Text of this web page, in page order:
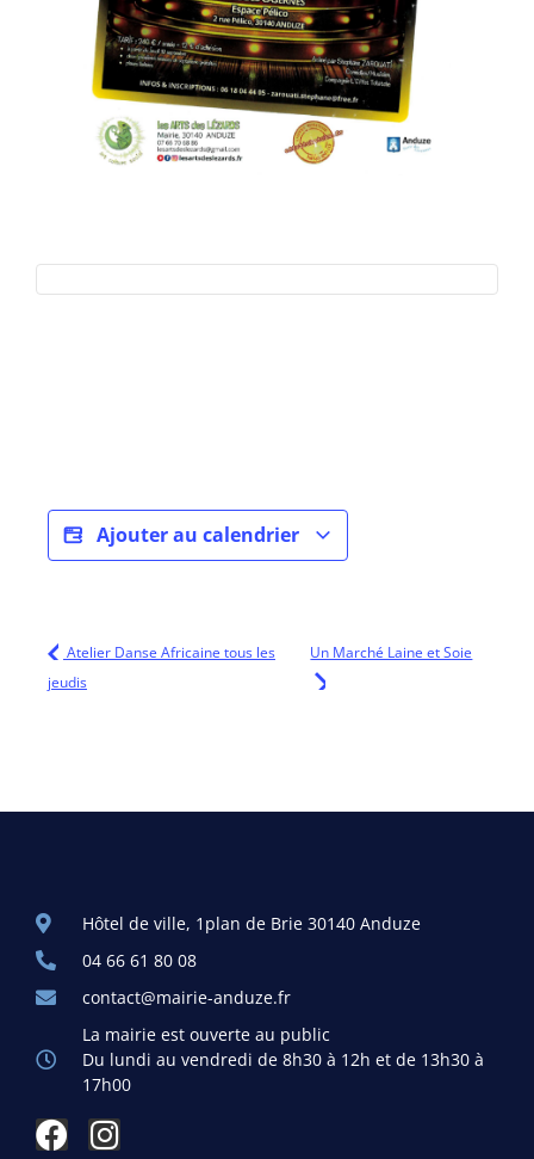
Ajouter au calendrier
Atelier Danse Africaine tous les
jeudis
Un Marché Laine et Soie
Hôtel de ville, 1plan de Brie 30140 Anduze
04 66 61 80 08
contact@mairie-anduze.fr
La mairie est ouverte au public
Du lundi au vendredi de 8h30 à 12h et de 13h30 à
17h00